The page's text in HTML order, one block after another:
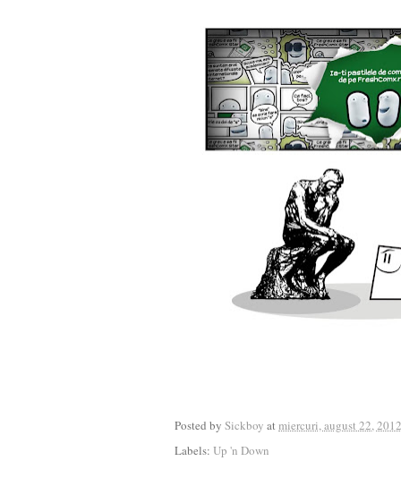
Posted by Sickboy atmiercuri, august 22, 2012
Labels: Up 'n Down